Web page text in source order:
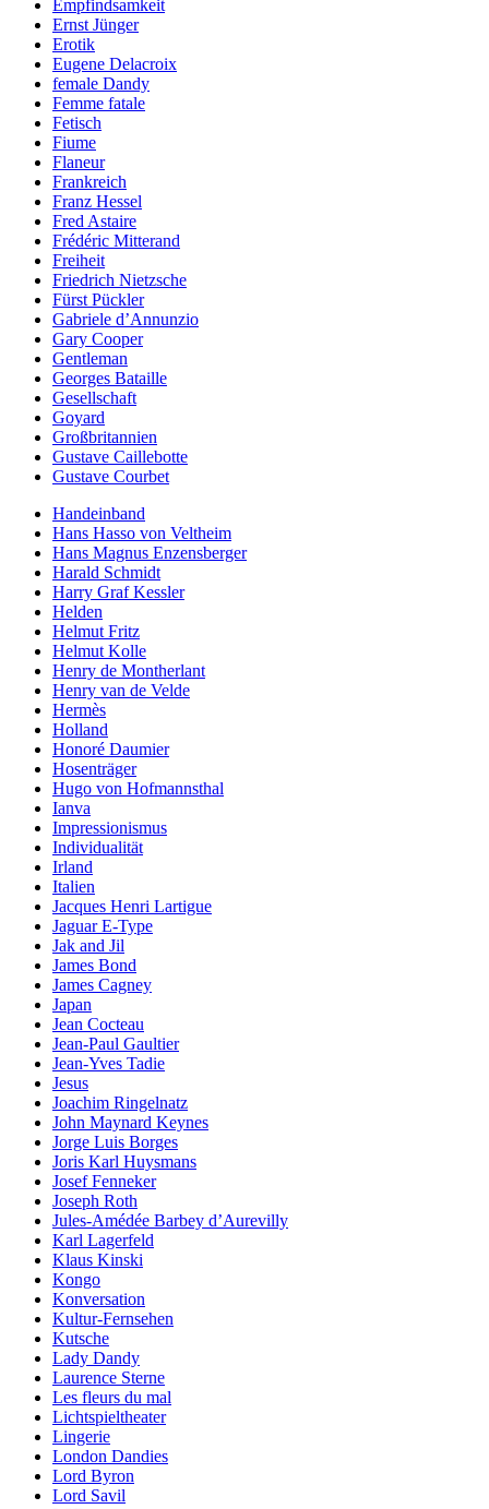
Empfindsamkeit
Ernst Jünger
Erotik
Eugene Delacroix
female Dandy
Femme fatale
Fetisch
Fiume
Flaneur
Frankreich
Franz Hessel
Fred Astaire
Frédéric Mitterand
Freiheit
Friedrich Nietzsche
Fürst Pückler
Gabriele d’Annunzio
Gary Cooper
Gentleman
Georges Bataille
Gesellschaft
Goyard
Großbritannien
Gustave Caillebotte
Gustave Courbet
Handeinband
Hans Hasso von Veltheim
Hans Magnus Enzensberger
Harald Schmidt
Harry Graf Kessler
Helden
Helmut Fritz
Helmut Kolle
Henry de Montherlant
Henry van de Velde
Hermès
Holland
Honoré Daumier
Hosenträger
Hugo von Hofmannsthal
Ianva
Impressionismus
Individualität
Irland
Italien
Jacques Henri Lartigue
Jaguar E-Type
Jak and Jil
James Bond
James Cagney
Japan
Jean Cocteau
Jean-Paul Gaultier
Jean-Yves Tadie
Jesus
Joachim Ringelnatz
John Maynard Keynes
Jorge Luis Borges
Joris Karl Huysmans
Josef Fenneker
Joseph Roth
Jules-Amédée Barbey d’Aurevilly
Karl Lagerfeld
Klaus Kinski
Kongo
Konversation
Kultur-Fernsehen
Kutsche
Lady Dandy
Laurence Sterne
Les fleurs du mal
Lichtspieltheater
Lingerie
London Dandies
Lord Byron
Lord Savil